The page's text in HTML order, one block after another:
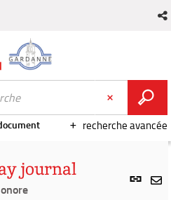
recherche avancée
Lien
journal